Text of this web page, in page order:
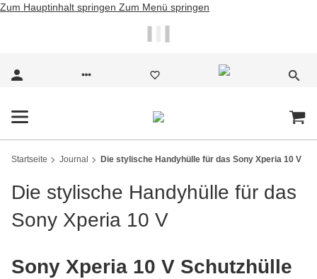
Zum Hauptinhalt springen Zum Menü springen
HANDYKETTEN-ADD-ON
JULI2026
Startseite Journal Die stylische Handyhülle für das Sony Xperia 10 V
Die stylische Handyhülle für das
Sony Xperia 10 V
Sony Xperia 10 V Schutzhülle